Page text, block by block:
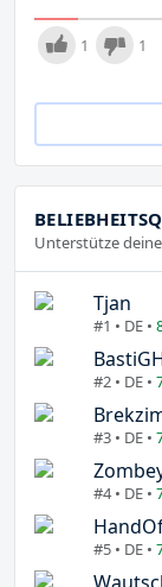
1 1
Unterstütze
Tjan
#1 • DE •
#2 • DE •
#3 • DE •
#4 • DE •
#5 • DE •